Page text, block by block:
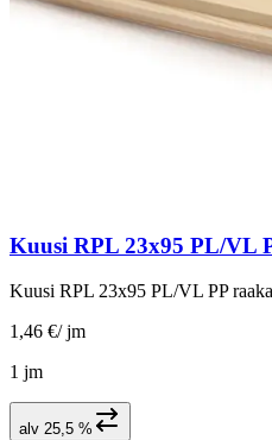
Kuusi RPL 23x95 PL/VL
Kuusi RPL 23x95 PL/VL PP
1,46 €/ jm
1 jm
alv 25,5 %